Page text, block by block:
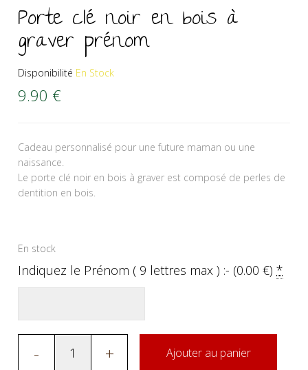
Porte clé noir en bois à
graver prénom
Disponibilité En Stock
9.90 €
Cadeau personnalisé pour une future maman ou une
naissance.
Le porte clé noir en bois à graver est composé de perles de
dentition en bois.
En stock
Indiquez le Prénom ( 9 lettres max ) :- (0.00€)*
- + Ajouter au panier